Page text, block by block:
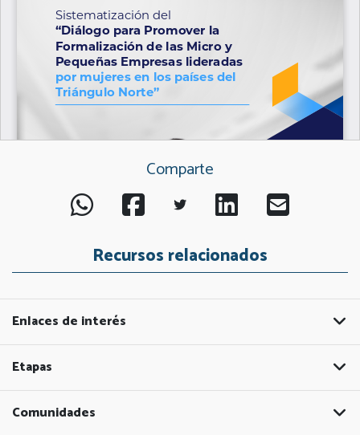
Comparte
Recursos relacionados
Enlaces de interés
Etapas
Comunidades